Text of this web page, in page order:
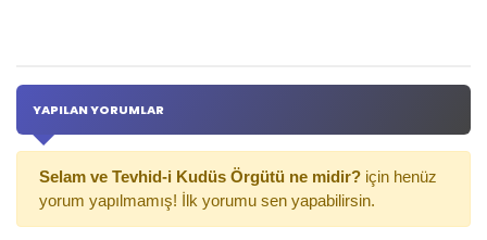
YAPILAN YORUMLAR
Selam ve Tevhid-i Kudüs Örgütü ne midir? için henüz
yorum yapılmamış! İlk yorumu sen yapabilirsin.